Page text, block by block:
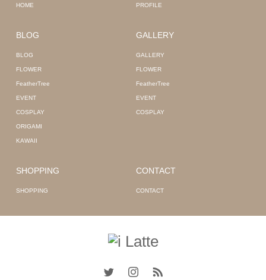
HOME PROFILE
BLOG
BLOG
FLOWER
FeatherTree
EVENT
COSPLAY
ORIGAMI
KAWAII
GALLERY
GALLERY
FLOWER
FeatherTree
EVENT
COSPLAY
SHOPPING
SHOPPING
CONTACT
CONTACT